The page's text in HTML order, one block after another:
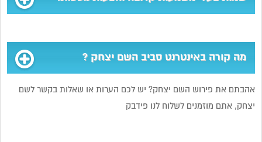
מה קורה באינטרנט סביב השם יצחק ?
אהבתם את פירוש השם יצחק? יש לכם הערות או שאלות בקשר לשם
יצחק, אתם מוזמנים לשלוח לנו פידבק